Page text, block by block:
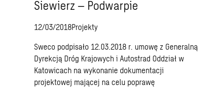
Siewierz – Podwarpie
12/03/2018Projekty
Sweco podpisało 12.03.2018 r. umowę z Generalną
Dyrekcją Dróg Krajowych i Autostrad Oddział w
Katowicach na wykonanie dokumentacji
projektowej mającej na celu poprawę